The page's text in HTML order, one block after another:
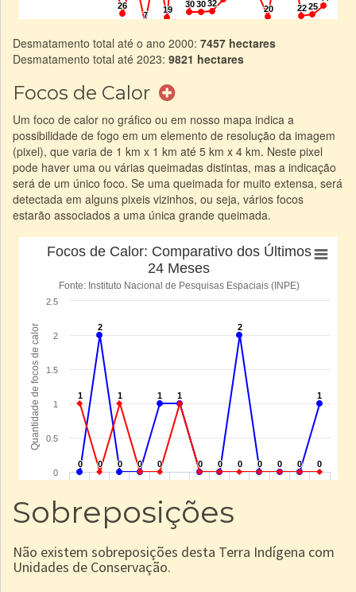
Desmatamento total até o ano 2000: 7457 hectares
Desmatamento total até 2023: 9821 hectares
Focos de Calor
Um foco de calor no gráfico ou em nosso mapa indica a
possibilidade de fogo em um elemento de resolução da imagem
(pixel), que varia de 1 km x 1 km até 5 km x 4 km. Neste pixel
pode haver uma ou várias queimadas distintas, mas a indicação
será de um único foco. Se uma queimada for muito extensa, será
detectada em alguns pixeis vizinhos, ou seja, vários focos
estarão associados a uma única grande queimada.
Sobreposições
Não existem sobreposições desta Terra Indígena com
Unidades de Conservação.